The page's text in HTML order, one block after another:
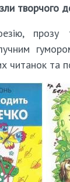
творчого
прозу
читанок та